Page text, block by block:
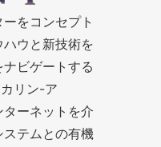
をコンセプト
ウと新技術を
ビゲートする
リン-ア
ーネットを介
テムとの有機